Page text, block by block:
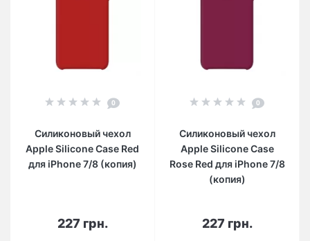
0
Силиконовый чехол
Apple Silicone Case Red
для iPhone 7/8 (копия)
227 грн.
0
Силиконовый чехол
Apple Silicone Case
Rose Red для iPhone 7/8
(копия)
227 грн.